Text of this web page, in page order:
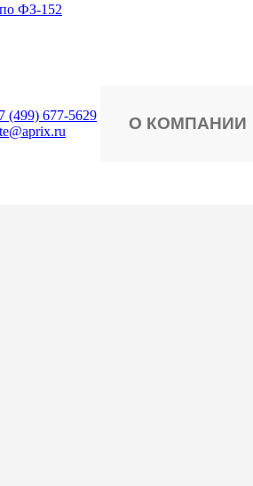
по ФЗ-152
(499) 677-5629
О КОМПАНИИ